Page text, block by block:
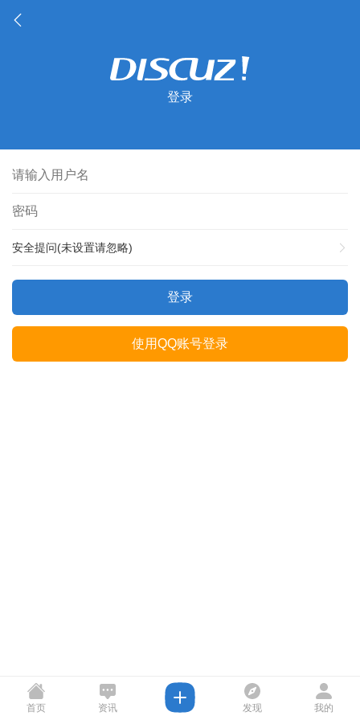
登录
安全提问(未设置请忽略)
登录
使用QQ账号登录
首页 资讯 发现 我的